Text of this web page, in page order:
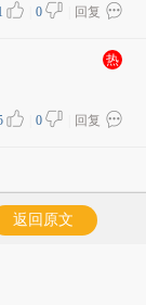
回复
0
热
回复
0
返回原文